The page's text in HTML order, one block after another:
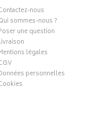
nous
sommes-nous ?
une question
légales
personnelles